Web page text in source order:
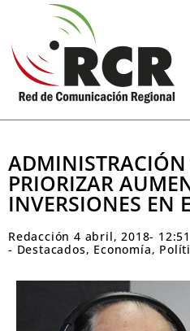
ADMINISTRACIÓN
PRIORIZAR
INVERSIONES EN
Redacción 4 abril, 2018-
- Destacados, Economía,